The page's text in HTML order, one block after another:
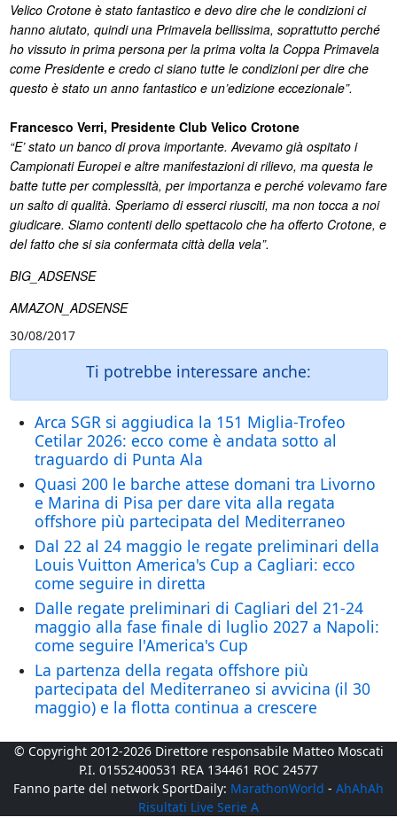
Velico Crotone è stato fantastico e devo dire che le condizioni ci
hanno aiutato, quindi una Primavela bellissima, soprattutto perché
ho vissuto in prima persona per la prima volta la Coppa Primavela
come Presidente e credo ci siano tutte le condizioni per dire che
questo è stato un anno fantastico e un’edizione eccezionale”.
Francesco Verri, Presidente Club Velico Crotone
“E’ stato un banco di prova importante. Avevamo già ospitato i
Campionati Europei e altre manifestazioni di rilievo, ma questa le
batte tutte per complessità, per importanza e perché volevamo fare
un salto di qualità. Speriamo di esserci riusciti, ma non tocca a noi
giudicare. Siamo contenti dello spettacolo che ha offerto Crotone, e
del fatto che si sia confermata città della vela”.
BIG_ADSENSE
AMAZON_ADSENSE
30/08/2017
Ti potrebbe interessare anche:
Arca SGR si aggiudica la 151 Miglia-Trofeo
Cetilar 2026: ecco come è andata sotto al
traguardo di Punta Ala
Quasi 200 le barche attese domani tra Livorno
e Marina di Pisa per dare vita alla regata
offshore più partecipata del Mediterraneo
Dal 22 al 24 maggio le regate preliminari della
Louis Vuitton America's Cup a Cagliari: ecco
come seguire in diretta
Dalle regate preliminari di Cagliari del 21-24
maggio alla fase finale di luglio 2027 a Napoli:
come seguire l'America's Cup
La partenza della regata offshore più
partecipata del Mediterraneo si avvicina (il 30
maggio) e la flotta continua a crescere
© Copyright 2012-2026 Direttore responsabile Matteo Moscati
P.I. 01552400531 REA 134461 ROC 24577
Fanno parte del network SportDaily: MarathonWorld - AhAhAh
Risultati Live Serie A